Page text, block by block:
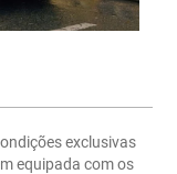
exclusivas
equipada com os